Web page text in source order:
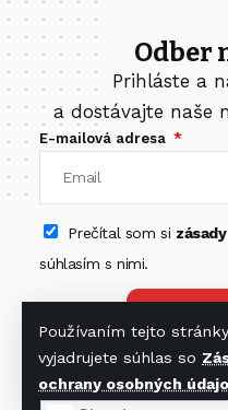
Používaním tejto stránky
vyjadrujete súhlas so
ochrany osobných
Odber
Prihláste a
a dostávajte naše
E-mailová adresa
Prečítal som si
súhlasím s nimi.